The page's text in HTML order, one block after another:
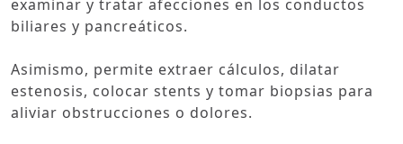
examinar y tratar afecciones en los conductos
biliares y pancreáticos.
Asimismo, permite extraer cálculos, dilatar
estenosis, colocar stents y tomar biopsias para
aliviar obstrucciones o dolores.